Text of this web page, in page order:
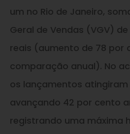
um no Rio de Janeiro,
Geral de Vendas (VGV)
reais (aumento de 78 por
comparação anual). No
os lançamentos atingiram
avançando 42 por cento
registrando uma máxima